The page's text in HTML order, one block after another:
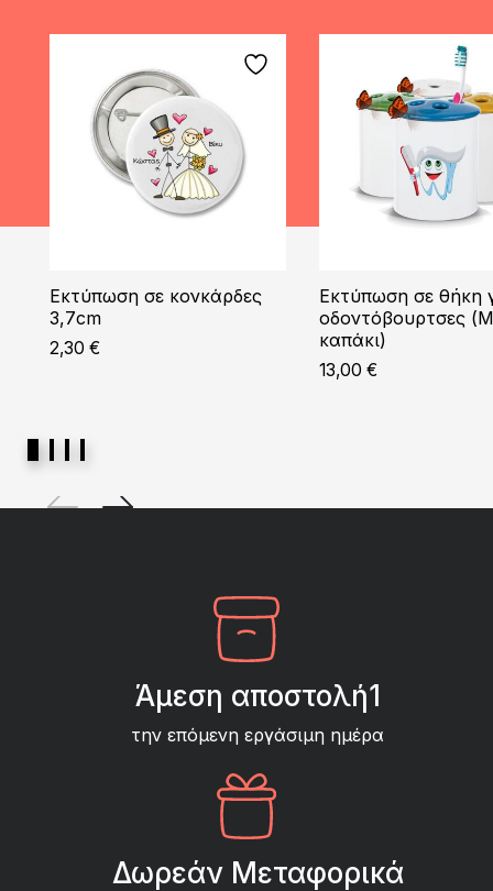
Εκτύπωση σε κονκάρδες
3,7cm
2,30 €
Εκτύπωση σε θήκη
οδοντόβουρτσες
καπάκι)
13,00 €
Άμεση αποστολή1
την επόμενη εργάσιμη ημέρα
Δωρεάν Μεταφορικά